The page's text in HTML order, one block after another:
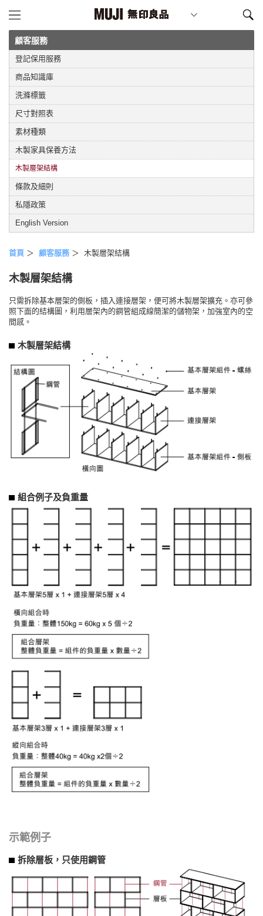
顧客服務
登記保用服務
商品知識庫
洗滌標籤
尺寸對照表
素材種類
木製家具保養方法
木製層架結構
條款及細則
私隱政策
English Version
首頁 ＞ 顧客服務 ＞ 木製層架結構
木製層架結構
只需拆除基本層架的側板，插入連接層架，便可將木製層架擴充。亦可參
照下面的結構圖，利用層架內的鋼管組成線簡潔的儲物架，加強室內的空
間感。
木製層架結構
組合例子及負重量
示範例子
拆除層板，只使用鋼管